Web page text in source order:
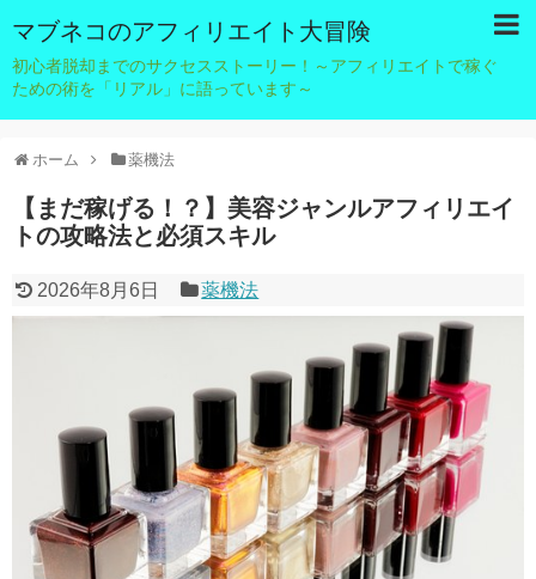
マブネコのアフィリエイト大冒険
初心者脱却までのサクセスストーリー！～アフィリエイトで稼ぐ
ための術を「リアル」に語っています～
ホーム 薬機法
【まだ稼げる！？】美容ジャンルアフィリエイ
トの攻略法と必須スキル
2026年8月6日 薬機法